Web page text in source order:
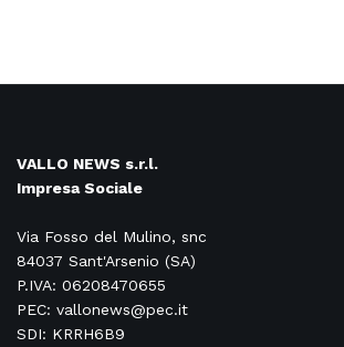
VALLO NEWS s.r.l.
Impresa Sociale
Via Fosso del Mulino, snc
84037 Sant'Arsenio (SA)
P.IVA: 06208470655
PEC: vallonews@pec.it
SDI: KRRH6B9